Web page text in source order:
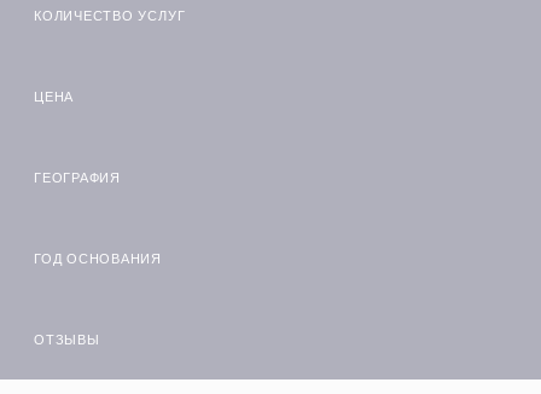
КОЛИЧЕСТВО УСЛУГ
ЦЕНА
ГЕОГРАФИЯ
ГОД ОСНОВАНИЯ
ОТЗЫВЫ